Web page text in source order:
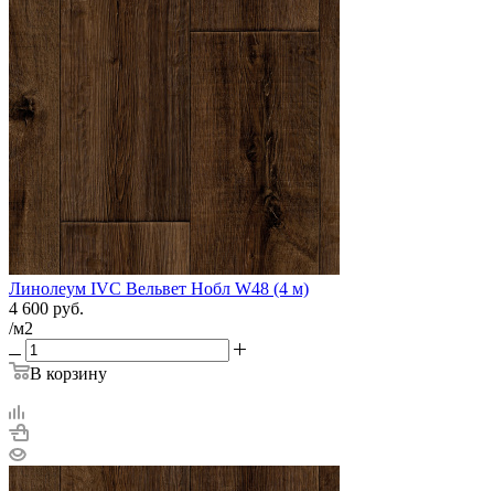
Линолеум IVC Вельвет Нобл W48 (4 м)
4 600 руб.
/м2
В корзину